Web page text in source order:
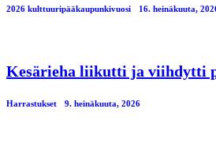
2026 kulttuuripääkaupunkivuosi 16. heinäkuuta,
Kesärieha liikutti ja viihdytti
Harrastukset 9. heinäkuuta, 2026